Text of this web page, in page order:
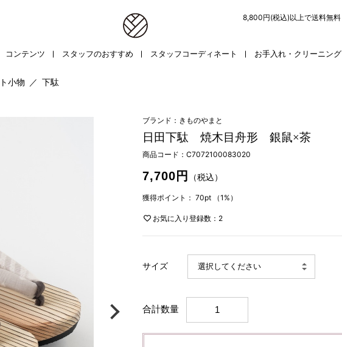
8,800円(税込)以上で送料無料
コンテンツ スタッフのおすすめ スタッフコーディネート お手入れ・クリーニング
小物 ／ 下駄
ブランド：きものやまと
日田下駄 焼木目舟形 銀鼠×茶
商品コード： C7072100083020
7,700円 （税込）
獲得ポイント： 70pt （1%）
お気に入り登録数：2
サイズ
合計数量